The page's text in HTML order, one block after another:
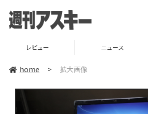
レビュー ニュース
home > 拡大画像